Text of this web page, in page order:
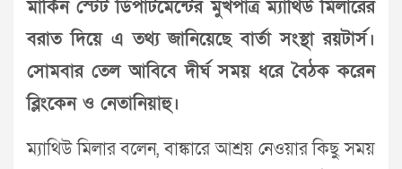
মার্কিন স্টেট ডিপার্টমেন্টের মুখপাত্র ম্যাথিউ মিলারের
বরাত দিয়ে এ তথ্য জানিয়েছে বার্তা সংস্থা রয়টার্স।
সোমবার তেল আবিবে দীর্ঘ সময় ধরে বৈঠক করেন
ব্লিংকেন ও নেতানিয়াহু।
ম্যাথিউ মিলার বলেন, বাঙ্কারে আশ্রয় নেওয়ার কিছু সময়